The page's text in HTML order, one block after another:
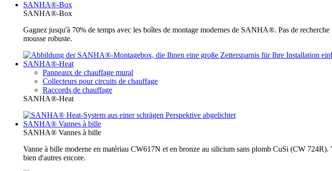
SANHA®-Box
SANHA®-Box
Gagnez jusqu'à 70% de temps avec les boîtes de montage modernes de SANHA®. Pas de
mousse robuste.
SANHA®-Heat
Panneaux de chauffage mural
Collecteurs pour circuits de chauffage
Raccords de chauffage
SANHA®-Heat
SANHA® Vannes à bille
SANHA® Vannes à bille
Vanne à bille moderne en matériau CW617N et en bronze au silicium sans plomb CuSi (CW
bien d'autres encore.